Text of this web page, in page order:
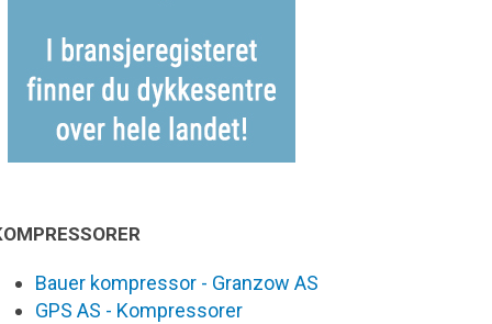
Bauer kompressor - Granzow AS
GPS AS - Kompressorer